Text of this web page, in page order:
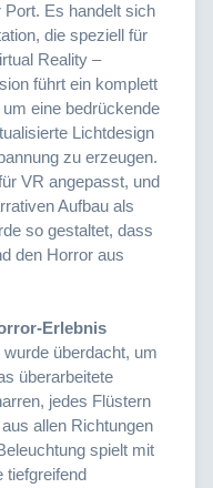
Port. Es handelt sich
die speziell für
Reality –
führt ein komplett
eine bedrückende
Lichtdesign
zu erzeugen.
VR angepasst, und
Aufbau als
so gestaltet, dass
den Horror aus
Erlebnis
wurde überdacht, um
überarbeitete
jedes Flüstern
allen Richtungen
spielt mit
tiefgreifend